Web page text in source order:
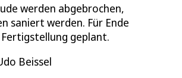
werden abgebrochen,
saniert werden. Für Ende
geplant.
Beissel